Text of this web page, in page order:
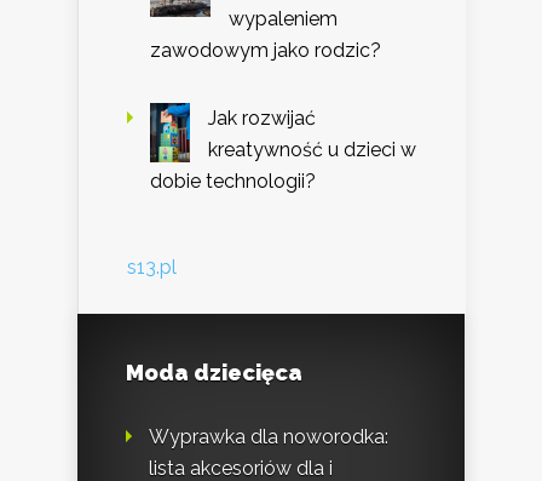
wypaleniem
zawodowym jako rodzic?
Jak rozwijać
kreatywność u dzieci w
dobie technologii?
s13.pl
Moda dziecięca
Wyprawka dla noworodka:
lista akcesoriów dla i